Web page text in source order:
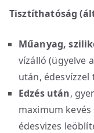
Tisztíthatóság
Műanyag,
vízálló (ügyelve
után,
Edzés után,
maximum
édesvizes